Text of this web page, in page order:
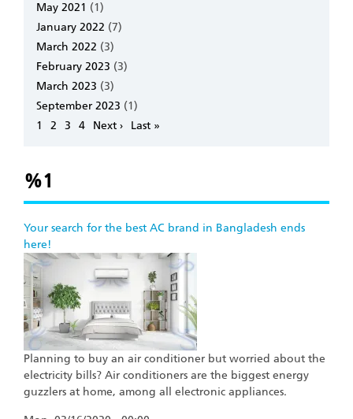
May 2021 (1)
January 2022 (7)
March 2022 (3)
February 2023 (3)
March 2023 (3)
September 2023 (1)
Pagination
Page
1 Page
2 Page
3 Page
4
Next
Next ›
Last
Last »
%1
Your search for the best AC brand in Bangladesh ends
here!
Planning to buy an air conditioner but worried about the
electricity bills? Air conditioners are the biggest energy
guzzlers at home, among all electronic appliances.